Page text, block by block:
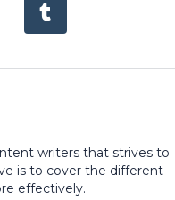
writers that strives to
is to cover the different
effectively.